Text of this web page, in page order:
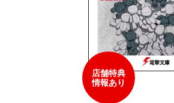
店舗特典
情報あり